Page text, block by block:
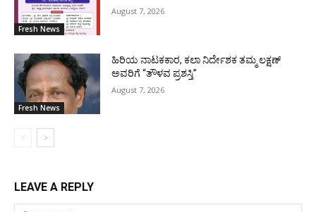
Fresh News
August 7, 2026
Fresh News
ಹಿರಿಯ ನಾಟಕಕಾರ, ಕಲಾ ನಿರ್ದೇಶಕ ತಮ್ಮ ಲಕ್ಷಣ್
ಅವರಿಗೆ “ತೌಳವ ಪ್ರಶಸ್ತಿ”
August 7, 2026
LEAVE A REPLY